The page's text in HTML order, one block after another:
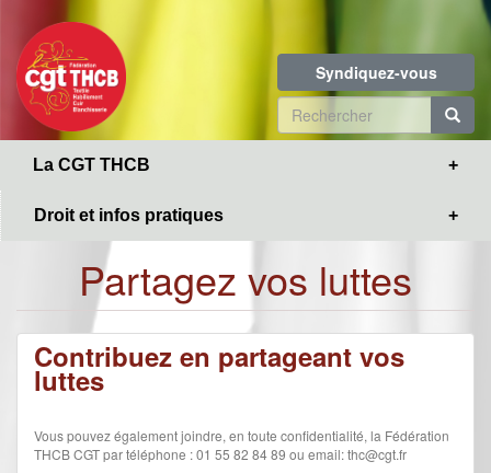
contenu
principal
Syndiquez-vous
Formulaire
de
La CGT THCB
Droit et infos pratiques
Partagez vos luttes
Contribuez en partageant vos
luttes
Vous pouvez également joindre, en toute confidentialité, la Fédération
THCB CGT par téléphone : 01 55 82 84 89 ou email: thc@cgt.fr